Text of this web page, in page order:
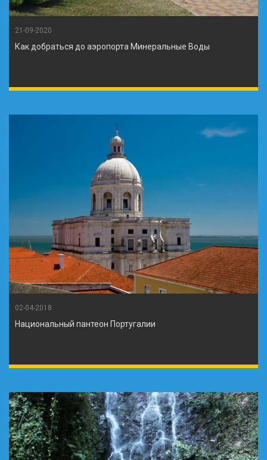
21-09-2020
Как добраться до аэропорта Минеральные Воды
02-04-2018
Национальный пантеон Португалии